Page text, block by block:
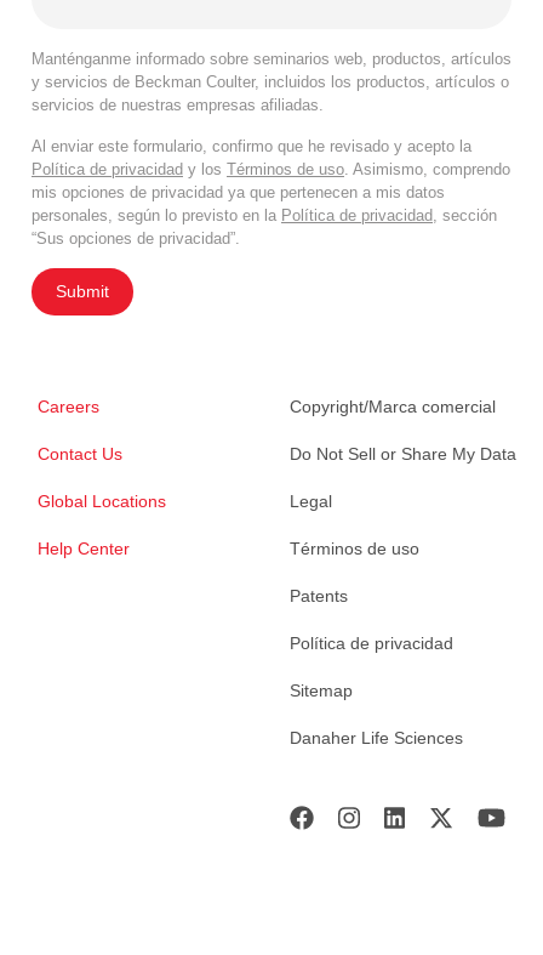
Manténganme informado sobre seminarios web, productos, artículos
y servicios de Beckman Coulter, incluidos los productos, artículos o
servicios de nuestras empresas afiliadas.
Al enviar este formulario, confirmo que he revisado y acepto la
Política de privacidad y los Términos de uso. Asimismo, comprendo
mis opciones de privacidad ya que pertenecen a mis datos
personales, según lo previsto en la Política de privacidad, sección
“Sus opciones de privacidad”.
Submit
Careers
Contact Us
Global Locations
Help Center
Copyright/Marca comercial
Do Not Sell or Share My Data
Legal
Términos de uso
Patents
Política de privacidad
Sitemap
Danaher Life Sciences